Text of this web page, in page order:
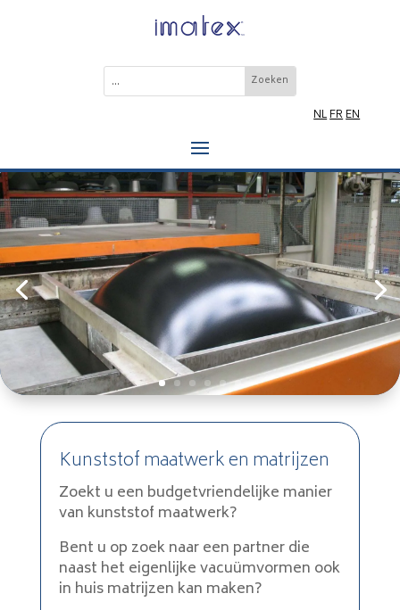
NLFREN
Kunststof maatwerk en matrijzen
Zoekt u een budgetvriendelijke manier
van kunststof maatwerk?
Bent u op zoek naar een partner die
naast het eigenlijke vacuümvormen ook
in huis matrijzen kan maken?